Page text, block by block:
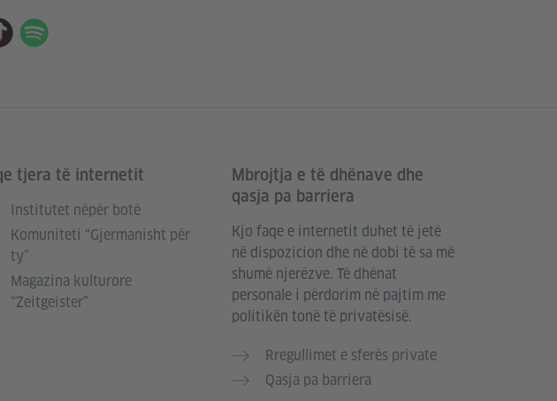
tjera të internetit
Institutet nëpër botë
Komuniteti “Gjermanisht për
ty”
Magazina kulturore
“Zeitgeister”
Mbrojtja e të dhënave dhe
qasja pa barriera
Kjo faqe e internetit duhet të jetë
në dispozicion dhe në dobi të sa më
shumë njerëzve. Të dhënat
personale i përdorim në pajtim me
politikën tonë të privatësisë.
Rregullimet e sferës private
Qasja pa barriera